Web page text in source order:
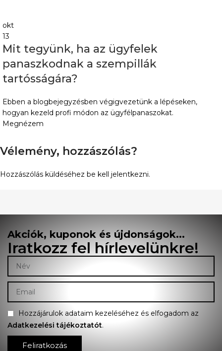
13
okt
Mit tegyünk, ha az ügyfelek
panaszkodnak a szempillák
tartósságára?
Ebben a blogbejegyzésben végigvezetünk a lépéseken,
hogyan kezeld profi módon az ügyfélpanaszokat.
Megnézem
Vélemény, hozzászólás?
Hozzászólás küldéséhez be kell jelentkezni.
Akciók, kuponok és újdonságok...
Iratkozz fel hírlevelünkre!
Hozzájárulok adataim kezeléséhez és elfogadom az
Adatkezelési tájékoztatót.
Feliratkozás